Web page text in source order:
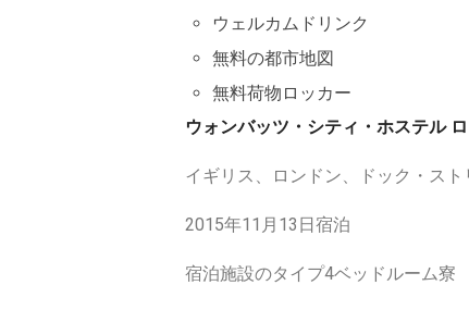
ウェルカムドリンク
無料の都市地図
無料荷物ロッカー
ウォンバッツ・シティ・ホステル
イギリス、ロンドン、ドック・ス
2015年11月13日宿泊
宿泊施設のタイプ4ベッドルーム寮